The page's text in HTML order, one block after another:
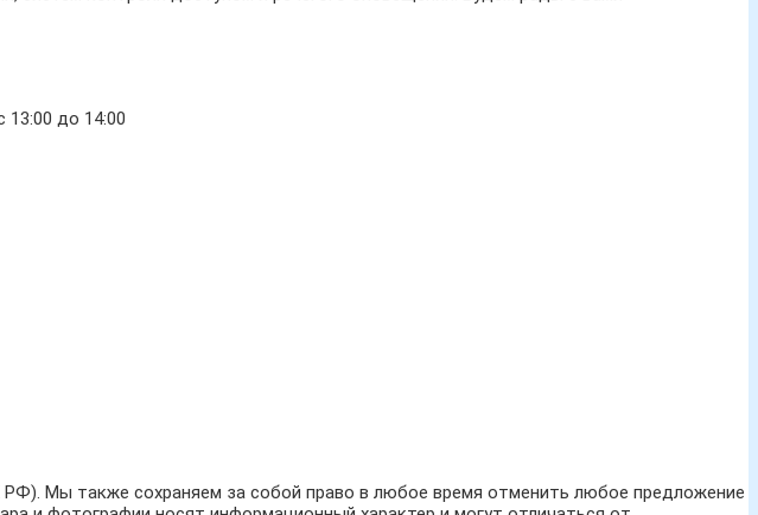
до 14:00
Мы также сохраняем за собой право в любое время отменить любое предложение